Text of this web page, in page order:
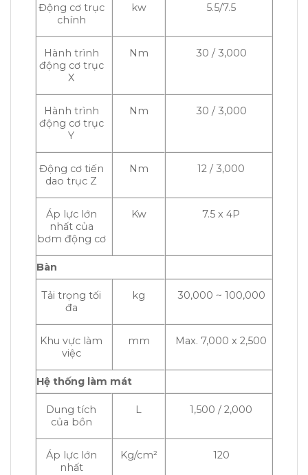
Động cơ trục
chính
kw 5.5/7.5
Hành trình
động cơ trục
X
Nm 30 / 3,000
Hành trình
động cơ trục
Y
Nm 30 / 3,000
Động cơ tiến
dao trục Z
Nm 12 / 3,000
Áp lực lớn
nhất của
bơm động cơ
Kw 7.5 x 4P
Bàn
Tải trọng tối
đa
kg 30,000 ~ 100,000
Khu vực làm
việc
mm Max. 7,000 x 2,500
Hệ thống làm mát
Dung tích
của bồn
L 1,500 / 2,000
Áp lực lớn
nhất
Kg/cm² 120